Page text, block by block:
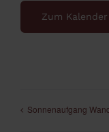
Zum
Sonnenaufgang